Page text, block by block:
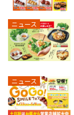
ニュース
ニュース